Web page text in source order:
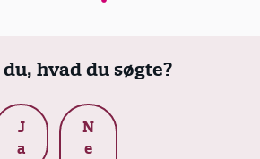
hvad du søgte?
J
a
N
e